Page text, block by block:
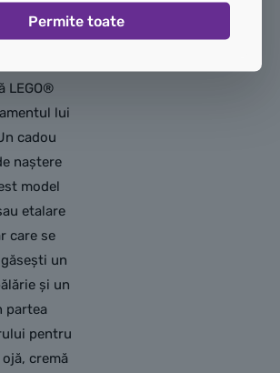
pe fanii
mari ai
LEGO®
lui
cadou
naștere
model
etalare
care se
un
și un
partea
pentru
cremă
Permite toate